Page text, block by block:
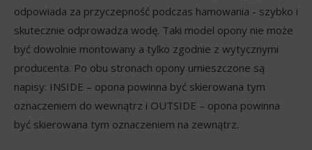
odpowiada za przyczepność podczas hamowania - szybko i
skutecznie odprowadza wodę. Taki model opony nie może
być dowolnie montowany a tylko zgodnie z wytycznymi
producenta. Po obu stronach opony umieszczone są
napisy: INSIDE – opona powinna być skierowana tym
oznaczeniem do wewnątrz i OUTSIDE – opona powinna
być skierowana tym oznaczeniem na zewnątrz.